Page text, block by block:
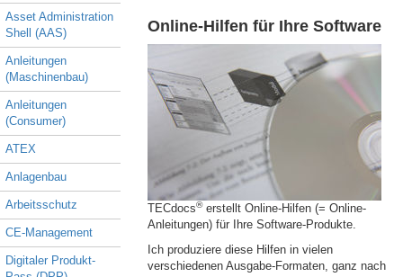
Asset Administration
Shell (AAS)
Anleitungen
(Maschinenbau)
Anleitungen
(Consumer)
ATEX
Anlagenbau
Arbeitsschutz
CE-Management
Digitaler Produkt-
Online-Hilfen für Ihre Software
TECdocs®erstellt Online-Hilfen (= Online-
Anleitungen) für Ihre Software-Produkte.
Ich produziere diese Hilfen in vielen
verschiedenen Ausgabe-Formaten, ganz nach